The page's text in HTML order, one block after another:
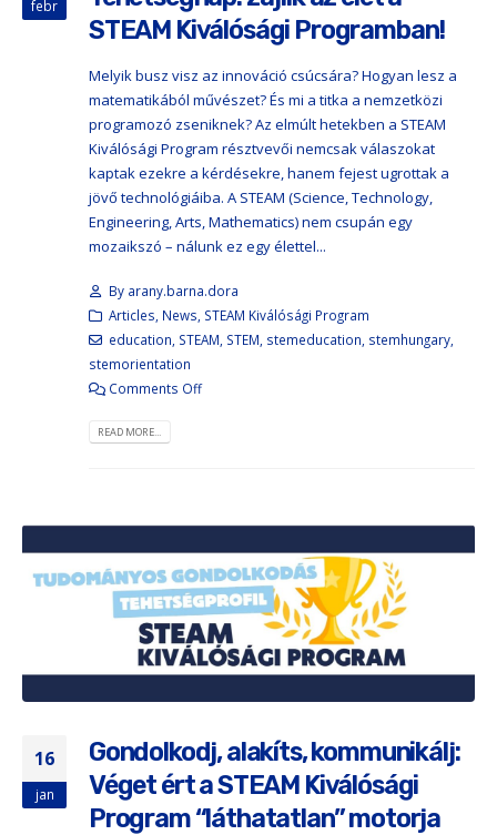
febr
STEAM Kiválósági Programban!
Melyik busz visz az innováció csúcsára? Hogyan lesz a
matematikából művészet? És mi a titka a nemzetközi
programozó zseniknek? Az elmúlt hetekben a STEAM
Kiválósági Program résztvevői nemcsak válaszokat
kaptak ezekre a kérdésekre, hanem fejest ugrottak a
jövő technológiáiba. A STEAM (Science, Technology,
Engineering, Arts, Mathematics) nem csupán egy
mozaikszó – nálunk ez egy élettel...
By arany.barna.dora
Articles, News, STEAM Kiválósági Program
education, STEAM, STEM, stemeducation, stemhungary,
stemorientation
Comments Off
READ MORE...
16
jan
Gondolkodj, alakíts, kommunikálj:
Véget ért a STEAM Kiválósági
Program “láthatatlan” motorja